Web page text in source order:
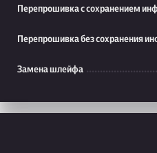
Перепрошивка с сохранением
Перепрошивка без сохранения
Замена шлейфа